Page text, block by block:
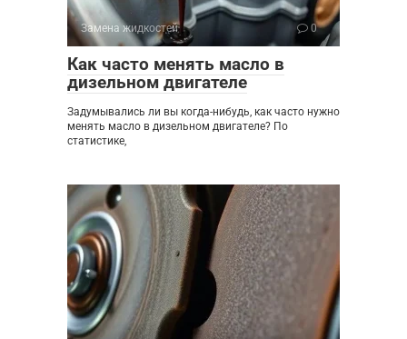
Замена жидкостей 0
Как часто менять масло в
дизельном двигателе
Задумывались ли вы когда-нибудь, как часто нужно
менять масло в дизельном двигателе? По
статистике,